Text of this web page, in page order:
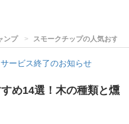
ンプ スモークチップの人気おす
ービス終了のお知らせ
め14選！木の種類と燻